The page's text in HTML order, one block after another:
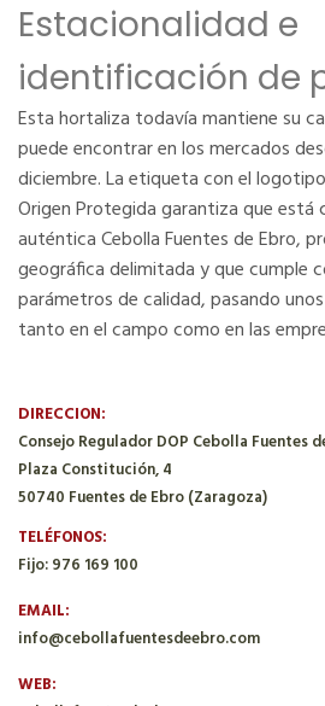
Estacionalidad e
identificación de
Esta hortaliza todavía mantiene su
puede encontrar en los mercados
diciembre. La etiqueta con el
Origen Protegida garantiza que está
auténtica Cebolla Fuentes de Ebro,
geográfica delimitada y que cumple
parámetros de calidad, pasando
tanto en el campo como en las
DIRECCION:
Consejo Regulador DOP Cebolla Fuentes
Plaza Constitución, 4
50740 Fuentes de Ebro (Zaragoza)
TELÉFONOS:
Fijo: 976 169 100
EMAIL:
info@cebollafuentesdeebro.com
WEB: